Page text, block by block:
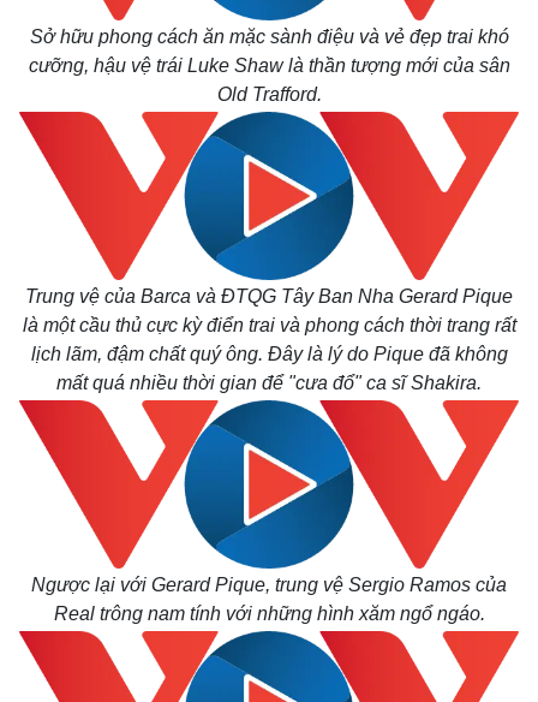
Thế giới
Quan sát
Cuộc sống đó đây
Hồ sơ
Multimedia
Ảnh
E-Magazine
Infographic
Sở hữu phong cách ăn mặc sành điệu và vẻ đẹp trai khó
cưỡng, hậu vệ trái Luke Shaw là thần tượng mới của sân
Old Trafford.
Trung vệ của Barca và ĐTQG Tây Ban Nha Gerard Pique
là một cầu thủ cực kỳ điển trai và phong cách thời trang rất
lịch lãm, đậm chất quý ông. Đây là lý do Pique đã không
mất quá nhiều thời gian để "cưa đổ" ca sĩ Shakira.
Ngược lại với Gerard Pique, trung vệ Sergio Ramos của
Real trông nam tính với những hình xăm ngổ ngáo.